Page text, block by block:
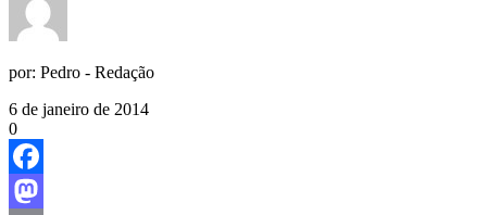
por: Pedro - Redação
6 de janeiro de 2014
0
Facebook